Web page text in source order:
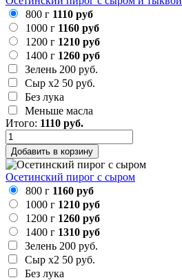
800 г 1110 руб
1000 г 1160 руб
1200 г 1210 руб
1400 г 1260 руб
Зелень 200 руб.
Сыр х2 50 руб.
Без лука
Меньше масла
Итого: 1110 руб.
Добавить в корзину
Осетинский пирог с сыром
800 г 1160 руб
1000 г 1210 руб
1200 г 1260 руб
1400 г 1310 руб
Зелень 200 руб.
Сыр х2 50 руб.
Без лука